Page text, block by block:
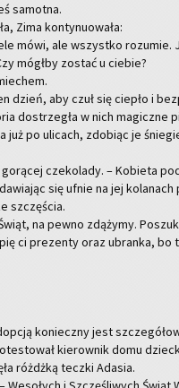
sa­mot­na.
Zima kon­ty­nu­owa­ła:
mówi, ale wszyst­ko
mógł­by zo­stać u cie­bie?
dzień, aby czuł się cie­pło i
do­strze­gła w nich ma­gicz­ne
już po uli­cach, zdo­biąc je
cze­ko­la­dy. – Ko­bie­ta
się ufnie na jej
szczę­ścia.
na pewno zdą­ży­my.
ci pre­zen­ty oraz ubran­ka,
ko­niecz­ny jest
kie­row­nik domu
różdż­ką tecz­ki Ada­sia.